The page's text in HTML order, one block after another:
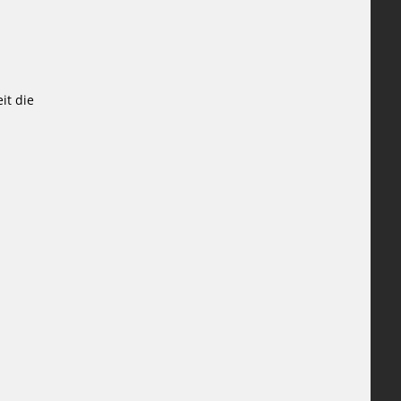
die